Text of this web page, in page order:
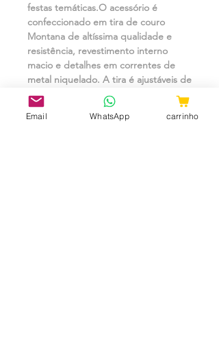
festas temáticas.O acessório é
confeccionado em tira de couro
Montana de altíssima qualidade e
resistência, revestimento interno
macio e detalhes em correntes de
metal niquelado. A tira é ajustáveis de
acordo com sua necessidade e
medida.Material: Montana 65%
poliéster 35% algodão, arrebite,
Email WhatsApp carrinho